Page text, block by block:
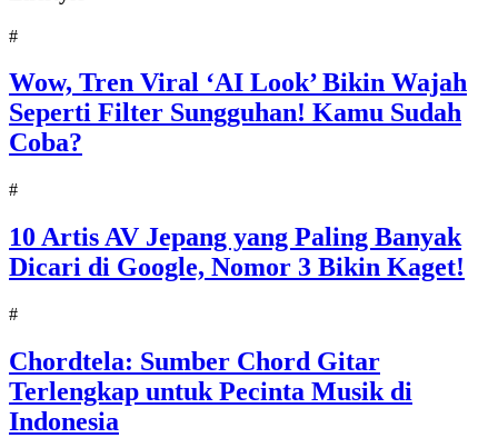
#
Wow, Tren Viral ‘AI Look’ Bikin Wajah
Seperti Filter Sungguhan! Kamu Sudah
Coba?
#
10 Artis AV Jepang yang Paling Banyak
Dicari di Google, Nomor 3 Bikin Kaget!
#
Chordtela: Sumber Chord Gitar
Terlengkap untuk Pecinta Musik di
Indonesia